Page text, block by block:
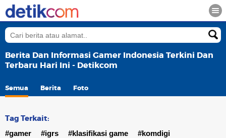
Berita Dan Informasi Gamer Indonesia Terkini Dan
Terbaru Hari Ini - Detikcom
Semua Berita Foto
Tag Terkait:
#gamer #igrs #klasifikasi game
#komdigi